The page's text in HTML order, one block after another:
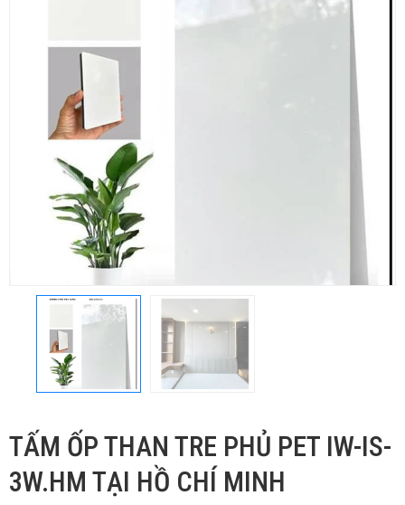
TẤM ỐP THAN TRE PHỦ PET IW-IS-
3W.HM TẠI HỒ CHÍ MINH